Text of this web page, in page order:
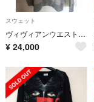
スウェット
ヴィヴィアンウエストウッドvivienne westwood kitty猫cat
¥ 24,000